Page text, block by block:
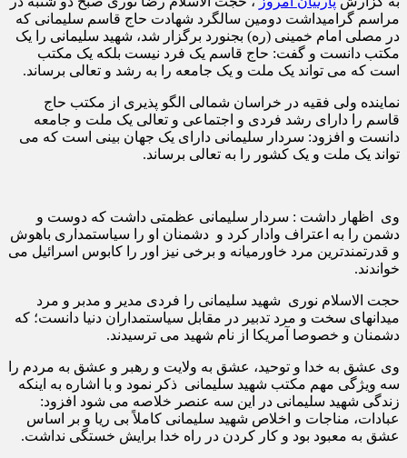
مراسم گرامیداشت دومین سالگرد شهادت حاج قاسم سلیمانی که
در مصلی امام خمینی (ره) بجنورد برگزار شد، شهید سلیمانی را یک
مکتب دانست و گفت: حاج قاسم یک فرد نیست بلکه یک مکتب
است که می تواند یک ملت و یک جامعه را به رشد و تعالی برساند.
نماینده ولی فقیه در خراسان شمالی الگو پذیری از مکتب حاج
قاسم را دارای رشد فردی و اجتماعی و تعالی یک ملت و جامعه
دانست و افزود: سردار سلیمانی دارای یک جهان بینی است که می
تواند یک ملت و یک کشور را به تعالی برساند.
وی اظهار داشت : سردار سلیمانی عظمتی داشت که دوست و
دشمن را به اعتراف وادار کرد و دشمنان او را سیاستمداری باهوش
و قدرتمندترین مرد خاورمیانه و برخی نیز اور را کابوس اسرائیل می
خواندند.
حجت الاسلام نوری شهید سلیمانی را فردی مدیر و مدبر و مرد
میدانهای سخت و مرد تدبیر در مقابل سیاستمداران دنیا دانست؛ که
دشمنان و خصوصا آمریکا از نام شهید می ترسیدند.
وی عشق به خدا و توحید، عشق به ولایت و رهبر و عشق به مردم را
سه ویژگی مهم مکتب شهید سلیمانی ذکر نمود و با اشاره به اینکه
زندگی شهید سلیمانی در این سه عنصر خلاصه می شود افزود:
عبادات، مناجات و اخلاص شهید سلیمانی کاملاً بی ریا و بر اساس
عشق به معبود بود و کار کردن در راه خدا برایش خستگی نداشت.